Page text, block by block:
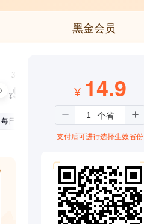
黑金会员
3个月
¥99
每日仅1.08元
¥ 14.9
支付后可进行选择生效省份